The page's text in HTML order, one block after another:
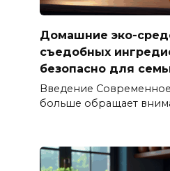
Домашние эко-
съедобных
безопасно для
Введение
больше обращает